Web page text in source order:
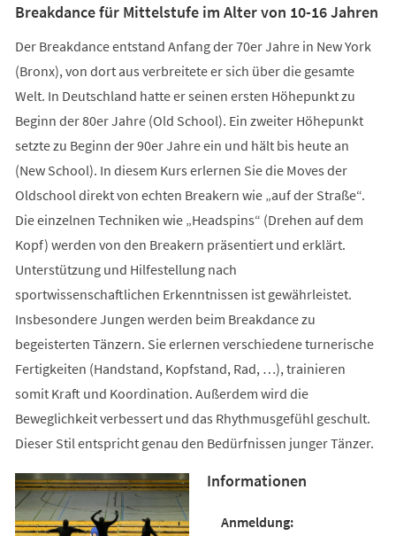
Breakdance für Mittelstufe im Alter von 10-16 Jahren
Der Breakdance entstand Anfang der 70er Jahre in New York
(Bronx), von dort aus verbreitete er sich über die gesamte
Welt. In Deutschland hatte er seinen ersten Höhepunkt zu
Beginn der 80er Jahre (Old School). Ein zweiter Höhepunkt
setzte zu Beginn der 90er Jahre ein und hält bis heute an
(New School). In diesem Kurs erlernen Sie die Moves der
Oldschool direkt von echten Breakern wie „auf der Straße“.
Die einzelnen Techniken wie „Headspins“ (Drehen auf dem
Kopf) werden von den Breakern präsentiert und erklärt.
Unterstützung und Hilfestellung nach
sportwissenschaftlichen Erkenntnissen ist gewährleistet.
Insbesondere Jungen werden beim Breakdance zu
begeisterten Tänzern. Sie erlernen verschiedene turnerische
Fertigkeiten (Handstand, Kopfstand, Rad, …), trainieren
somit Kraft und Koordination. Außerdem wird die
Beweglichkeit verbessert und das Rhythmusgefühl geschult.
Dieser Stil entspricht genau den Bedürfnissen junger Tänzer.
Informationen